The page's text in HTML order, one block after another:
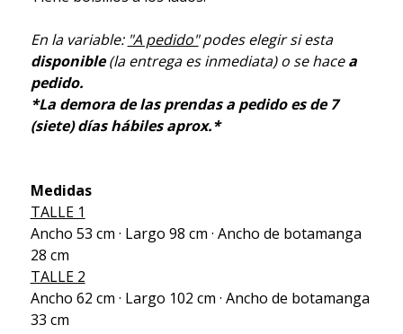
En la variable: "A pedido"podes elegir si esta
disponible(la entrega es inmediata) o se hacea
pedido.
*La demora de las prendas a pedido es de 7
(siete) días hábiles aprox.*
Medidas
TALLE 1
Ancho 53 cm · Largo 98 cm · Ancho de botamanga
28 cm
TALLE 2
Ancho 62 cm · Largo 102 cm · Ancho de botamanga
33 cm